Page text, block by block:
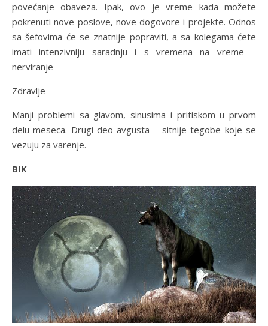
povećanje obaveza. Ipak, ovo je vreme kada možete
pokrenuti nove poslove, nove dogovore i projekte. Odnos
sa šefovima će se znatnije popraviti, a sa kolegama ćete
imati intenzivniju saradnju i s vremena na vreme –
nerviranje
Zdravlje
Manji problemi sa glavom, sinusima i pritiskom u prvom
delu meseca. Drugi deo avgusta – sitnije tegobe koje se
vezuju za varenje.
BIK